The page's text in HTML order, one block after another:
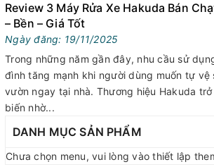
Review 3 Máy Rửa Xe Hakuda Bán
– Bền – Giá Tốt
Ngày đăng: 19/11/2025
Trong những năm gần đây, nhu cầu sử
đình tăng mạnh khi người dùng muốn tự vệ
vườn ngay tại nhà. Thương hiệu Hakuda
biến nhờ...
DANH MỤC SẢN PHẨM
Chưa chọn menu, vui lòng vào thiết lập